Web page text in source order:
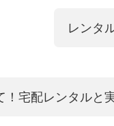
レンタ
！宅配レンタルと